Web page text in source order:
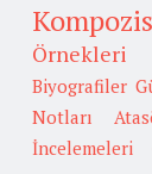
Örnekleri
Biyografiler
Notları
İncelemeleri